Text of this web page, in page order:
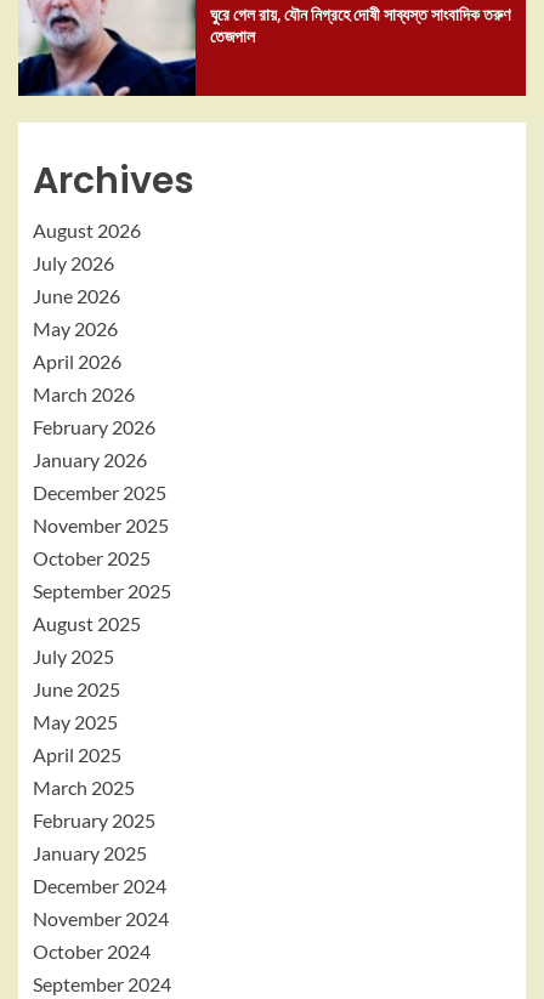
ঘুরে গেল রায়, যৌন নিগ্রহে দোষী সাব্যস্ত সাংবাদিক তরুণ
তেজপাল
Archives
August 2026
July 2026
June 2026
May 2026
April 2026
March 2026
February 2026
January 2026
December 2025
November 2025
October 2025
September 2025
August 2025
July 2025
June 2025
May 2025
April 2025
March 2025
February 2025
January 2025
December 2024
November 2024
October 2024
September 2024